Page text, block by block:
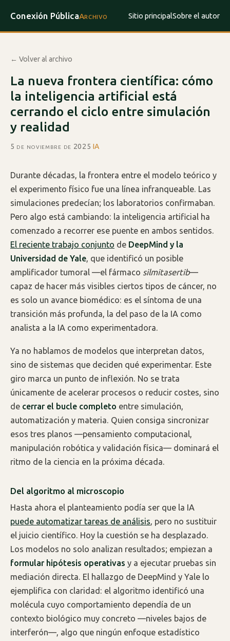
Conexión PúblicaArchivo Sitio principalSobre el autor
← Volver al archivo
La nueva frontera científica: cómo
la inteligencia artificial está
cerrando el ciclo entre simulación
y realidad
5 de noviembre de 2025·IA
Durante décadas, la frontera entre el modelo teórico y
el experimento físico fue una línea infranqueable. Las
simulaciones predecían; los laboratorios confirmaban.
Pero algo está cambiando: la inteligencia artificial ha
comenzado a recorrer ese puente en ambos sentidos.
El reciente trabajo conjunto de DeepMind y la
Universidad de Yale, que identificó un posible
amplificador tumoral —el fármaco silmitasertib—
capaz de hacer más visibles ciertos tipos de cáncer, no
es solo un avance biomédico: es el síntoma de una
transición más profunda, la del paso de la IA como
analista a la IA como experimentadora.
Ya no hablamos de modelos que interpretan datos,
sino de sistemas que deciden qué experimentar. Este
giro marca un punto de inflexión. No se trata
únicamente de acelerar procesos o reducir costes, sino
de cerrar el bucle completo entre simulación,
automatización y materia. Quien consiga sincronizar
esos tres planos —pensamiento computacional,
manipulación robótica y validación física— dominará el
ritmo de la ciencia en la próxima década.
Del algoritmo al microscopio
Hasta ahora el planteamiento podía ser que la IA
puede automatizar tareas de análisis, pero no sustituir
el juicio científico. Hoy la cuestión se ha desplazado.
Los modelos no solo analizan resultados; empiezan a
formular hipótesis operativas y a ejecutar pruebas sin
mediación directa. El hallazgo de DeepMind y Yale lo
ejemplifica con claridad: el algoritmo identificó una
molécula cuyo comportamiento dependía de un
contexto biológico muy concreto —niveles bajos de
interferón—, algo que ningún enfoque estadístico